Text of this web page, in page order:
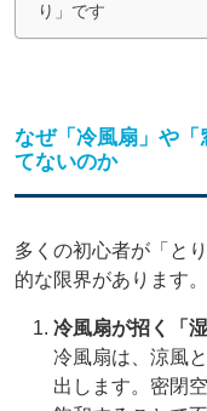
り」です
なぜ「冷風扇」や
てないのか
多くの初心者が「と
的な限界があります。
冷風扇が招く「
冷風扇は、涼風
出します。密閉